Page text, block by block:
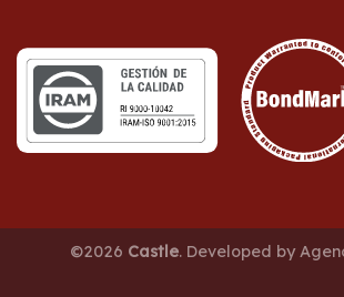
©2026 Castle. Developed by